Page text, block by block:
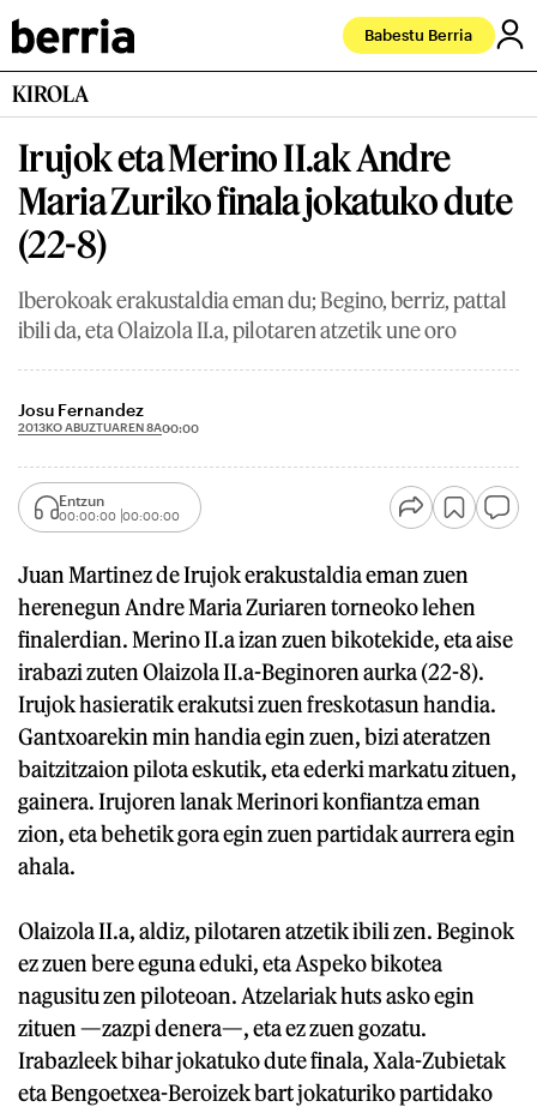
Babestu Berria
KIROLA
Irujok eta Merino II.ak Andre
Maria Zuriko finala jokatuko dute
(22-8)
Iberokoak erakustaldia eman du; Begino, berriz, pattal
ibili da, eta Olaizola II.a, pilotaren atzetik une oro
Josu Fernandez
2013KO ABUZTUAREN 8A00:00
Entzun
00:00:00 00:00:00
Juan Martinez de Irujok erakustaldia eman zuen
herenegun Andre Maria Zuriaren torneoko lehen
finalerdian. Merino II.a izan zuen bikotekide, eta aise
irabazi zuten Olaizola II.a-Beginoren aurka (22-8).
Irujok hasieratik erakutsi zuen freskotasun handia.
Gantxoarekin min handia egin zuen, bizi ateratzen
baitzitzaion pilota eskutik, eta ederki markatu zituen,
gainera. Irujoren lanak Merinori konfiantza eman
zion, eta behetik gora egin zuen partidak aurrera egin
ahala.
Olaizola II.a, aldiz, pilotaren atzetik ibili zen. Beginok
ez zuen bere eguna eduki, eta Aspeko bikotea
nagusitu zen piloteoan. Atzelariak huts asko egin
zituen —zazpi denera—, eta ez zuen gozatu.
Irabazleek bihar jokatuko dute finala, Xala-Zubietak
eta Bengoetxea-Beroizek bart jokaturiko partidako